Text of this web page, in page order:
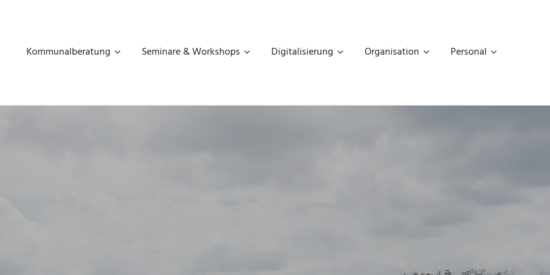
Kommunalberatung Seminare & Workshops Digitalisierung Organisation Personal